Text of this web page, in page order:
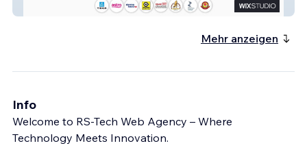
BINGYEN STUDIO 斌彦创作室
Mehr anzeigen
Info
Welcome to RS-Tech Web Agency – Where
Technology Meets Innovation.